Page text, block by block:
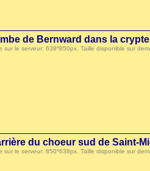
de Bernward dans la
sur le serveur: 638*850px. Taille disponible sur
du choeur sud de Saint-
sur le serveur: 850*638px. Taille disponible sur